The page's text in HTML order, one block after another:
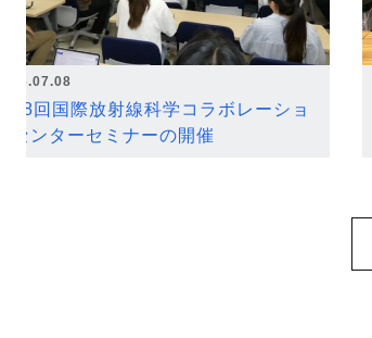
2026.07.08
第18回国際放射線科学コラボレーショ
ンセンターセミナーの開催